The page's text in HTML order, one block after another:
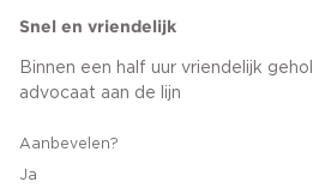
Snel en vriendelijk
Binnen een half uur vriendelijk
advocaat aan de lijn
Aanbevelen?
Ja